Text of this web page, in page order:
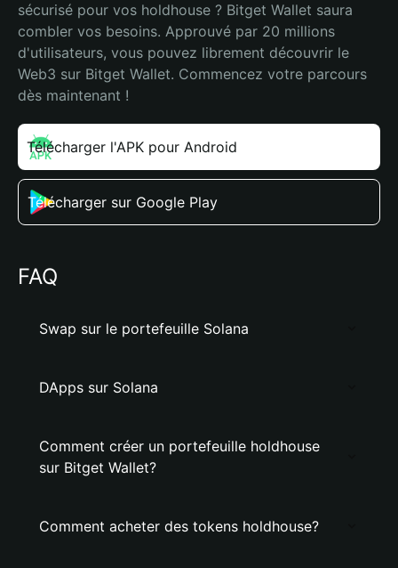
sécurisé pour vos holdhouse ? Bitget Wallet saura
combler vos besoins. Approuvé par 20 millions
d'utilisateurs, vous pouvez librement découvrir le
Web3 sur Bitget Wallet. Commencez votre parcours
dès maintenant !
Télécharger l'APK pour Android
Télécharger sur Google Play
FAQ
Swap sur le portefeuille Solana
DApps sur Solana
Comment créer un portefeuille holdhouse
sur Bitget Wallet?
Comment acheter des tokens holdhouse?